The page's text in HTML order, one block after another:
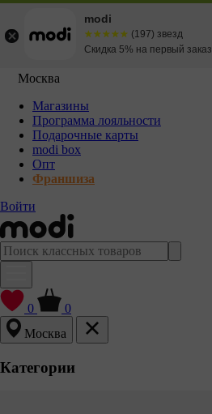
Москва
Магазины
Программа лояльности
Подарочные карты
modi box
Опт
Франшиза
Войти
0
0
Москва
Категории
modi
☆☆☆☆☆
★★★★★ (197) звезд
Скидка 5% на первый заказ